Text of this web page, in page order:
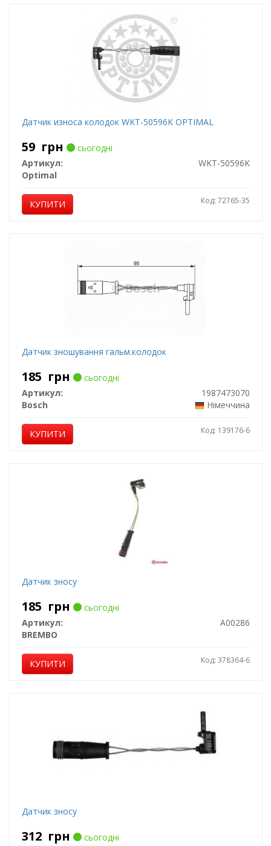
Датчик износа колодок WKT-50596K OPTIMAL
59 грн
сьогодні
Артикул:
WKT-50596K
Optimal
КУПИТИ Код: 72765-35
Датчик зношування гальм.колодок
185 грн
сьогодні
Артикул:
1987473070
Bosch
Німеччина
КУПИТИ Код: 139176-6
Датчик зносу
185 грн
сьогодні
Артикул:
A00286
BREMBO
КУПИТИ Код: 378364-6
Датчик зносу
312 грн сьогодні